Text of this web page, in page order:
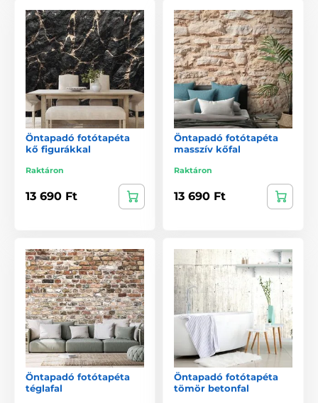
Öntapadó fotótapéta
kő figurákkal
Raktáron
13 690 Ft
Öntapadó fotótapéta
masszív kőfal
Raktáron
13 690 Ft
Öntapadó fotótapéta
téglafal
Öntapadó fotótapéta
tömör betonfal